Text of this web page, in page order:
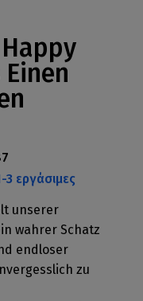
εργάσιμες
unserer
wahrer Schatz
endloser
zu